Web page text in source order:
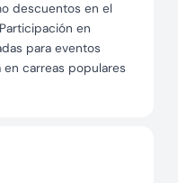
descuentos en el
en
para eventos
carreas populares